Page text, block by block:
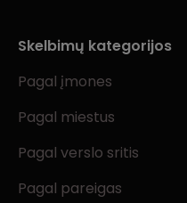
Skelbimų kategorijos
Pagal įmones
Pagal miestus
Pagal verslo sritis
Pagal pareigas